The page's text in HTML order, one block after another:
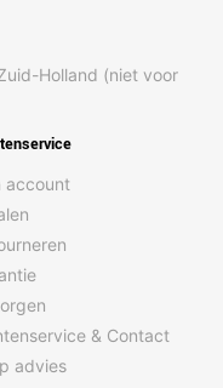
Holland (niet voor
account
& Contact
advies